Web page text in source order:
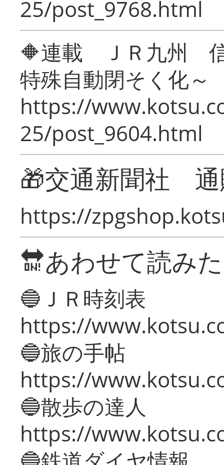
25/post_9768.html
🔶連載 ＪＲ九州 信
特殊自動閉そく化～
https://
25/post_9604.html
🎁交通新聞社
https://
🔛あわせて読み
🔵ＪＲ時刻表
https://
🔵旅の手帖
https://
🔵散歩の達人
https://